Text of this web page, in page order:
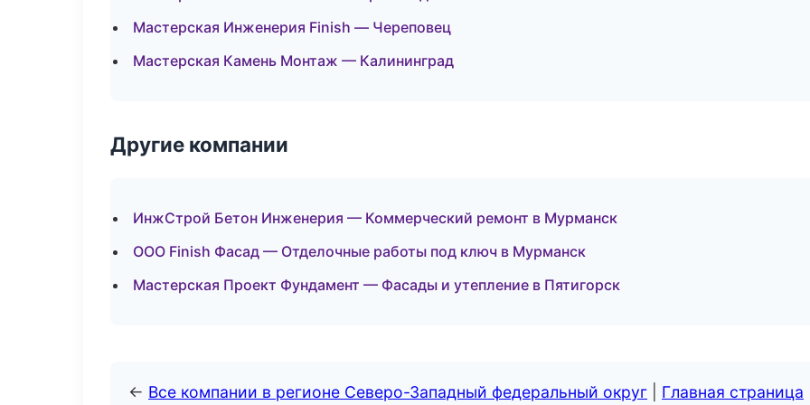
Мастерская Инженерия Finish — Череповец
Мастерская Камень Монтаж — Калининград
Другие компании
ИнжСтрой Бетон Инженерия — Коммерческий ремонт в Мурманск
ООО Finish Фасад — Отделочные работы под ключ в Мурманск
Мастерская Проект Фундамент — Фасады и утепление в Пятигорск
← Все компании в регионе Северо-Западный федеральный округ Главная страница